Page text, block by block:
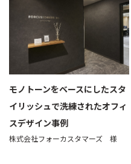
モノトーンをベースにしたスタ
イリッシュで洗練されたオフィ
スデザイン事例
株式会社フォーカスタマーズ 様